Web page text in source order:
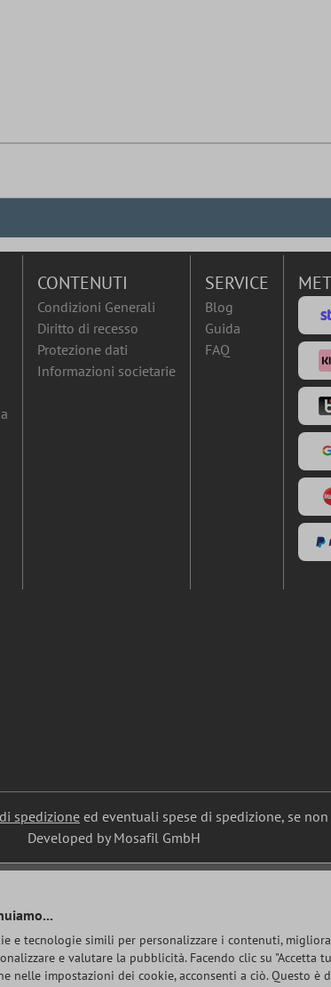
CONTENUTI
Condizioni Generali
Diritto di recesso
Protezione dati
Informazioni societarie
SERVICE
Blog
Guida
FAQ
spedizioneed eventuali spese di spedizione, se
Developed by Mosafil GmbH
e tecnologie simili per personalizzare i contenuti,
e valutare la pubblicità. Facendo clic su "Accetta
nelle impostazioni dei cookie, acconsenti a ciò. Questo è